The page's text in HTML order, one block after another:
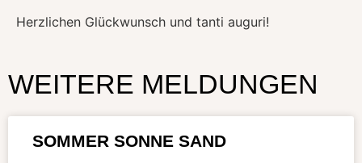
Herzlichen Glückwunsch und tanti auguri!
WEITERE MELDUNGEN
SOMMER SONNE SAND